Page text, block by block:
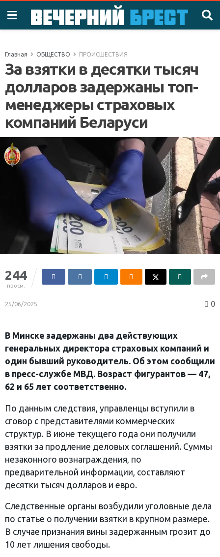
Главная ОБЩЕСТВО ПРОИСШЕСТВИЯ
За взятки в десятки тысяч
долларов задержаны топ-
менеджеры страховых
компаний Беларуси
244
просм.
25/06/2025 0
В Минске задержаны два действующих
генеральных директора страховых компаний и
один бывший руководитель. Об этом сообщили
в пресс-службе МВД. Возраст фигурантов — 47,
62 и 65 лет соответственно.
По данным следствия, управленцы вступили в
сговор с представителями коммерческих
структур. В июне текущего года они получили
взятки за продление деловых соглашений. Суммы
незаконного вознаграждения, по
предварительной информации, составляют
десятки тысяч долларов и евро.
Следственные органы возбудили уголовные дела
по статье о получении взятки в крупном размере.
В случае признания вины задержанным грозит до
10 лет лишения свободы.